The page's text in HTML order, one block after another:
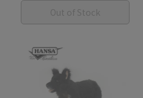
Out of Stock